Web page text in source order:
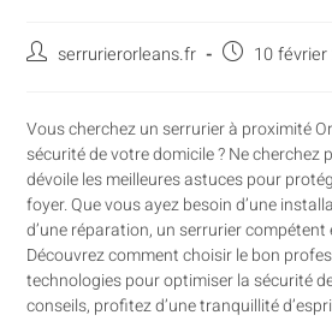
serrurierorleans.fr 10
Vous cherchez un serrurier à proximité
sécurité de votre domicile ? Ne cherchez
dévoile les meilleures astuces pour
foyer. Que vous ayez besoin d’une
d’une réparation, un serrurier
Découvrez comment choisir le bon
technologies pour optimiser la sécurité
conseils, profitez d’une tranquillité